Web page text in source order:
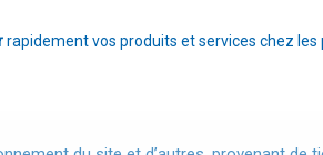
rapidement vos produits et services chez les